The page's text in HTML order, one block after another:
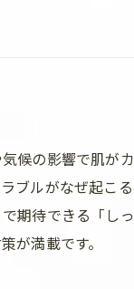
候の影響で肌が
ルがなぜ起こ
期待できる「し
が満載です。